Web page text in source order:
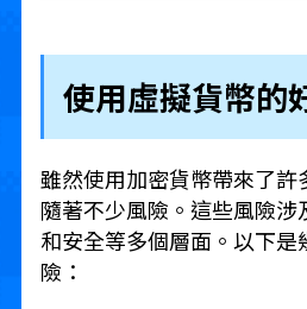
使用虛擬貨幣的
雖然使用加密貨幣帶來了
隨著不少風險。這些風險
和安全等多個層面。以下
險：